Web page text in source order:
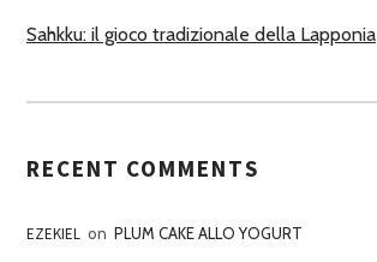
Sahkku: il gioco tradizionale della Lapponia
RECENT COMMENTS
EZEKIEL on PLUM CAKE ALLO YOGURT